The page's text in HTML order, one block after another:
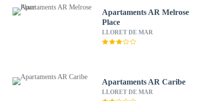
Apartaments AR Melrose
Place
LLORET DE MAR
Apartaments AR Caribe
LLORET DE MAR